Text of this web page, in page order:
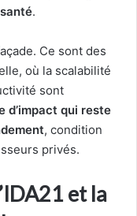
santé.
Ce sont des
où la scalabilité
sont
d’impact qui reste
, condition
privés.
et la